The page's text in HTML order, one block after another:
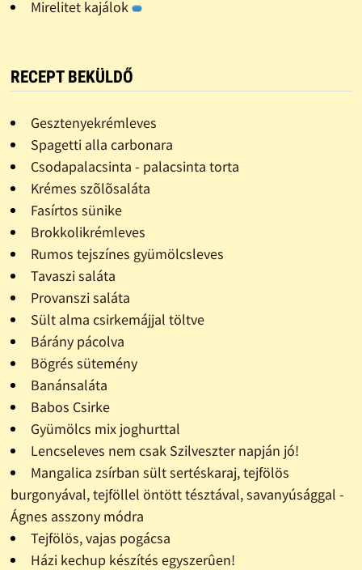
Mirelitet kajálok
RECEPT BEKÜLDŐ
Gesztenyekrémleves
Spagetti alla carbonara
Csodapalacsinta - palacsinta torta
Krémes szõlõsaláta
Fasírtos sünike
Brokkolikrémleves
Rumos tejszínes gyümölcsleves
Tavaszi saláta
Provanszi saláta
Sült alma csirkemájjal töltve
Bárány pácolva
Bögrés sütemény
Banánsaláta
Babos Csirke
Gyümölcs mix joghurttal
Lencseleves nem csak Szilveszter napján jó!
Mangalica zsírban sült sertéskaraj, tejfölös
burgonyával, tejföllel öntött tésztával, savanyúsággal -
Ágnes asszony módra
Tejfölös, vajas pogácsa
Házi kechup készítés egyszerûen!